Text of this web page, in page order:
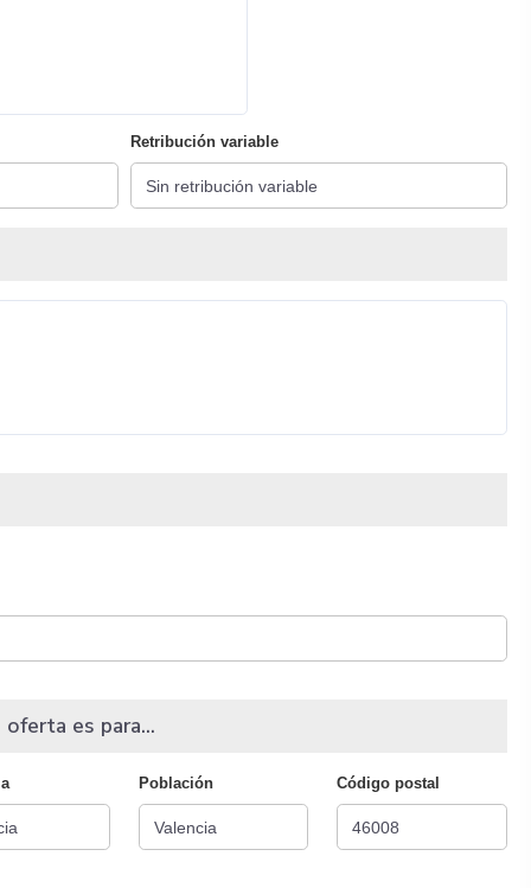
Retribución variable
es para...
Población Código postal